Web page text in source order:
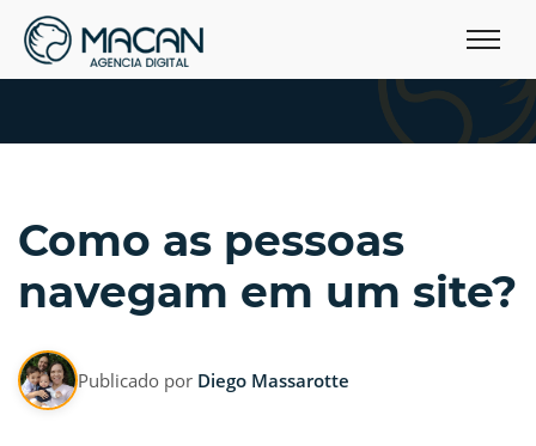
Como as pessoas
navegam em um site?
Publicado por Diego Massarotte